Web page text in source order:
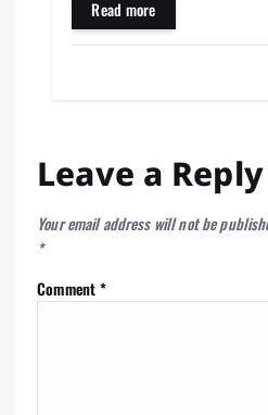
ok A
pp t
ail e
Read more
Leave a Reply
Your email address will not be
*
Comment*